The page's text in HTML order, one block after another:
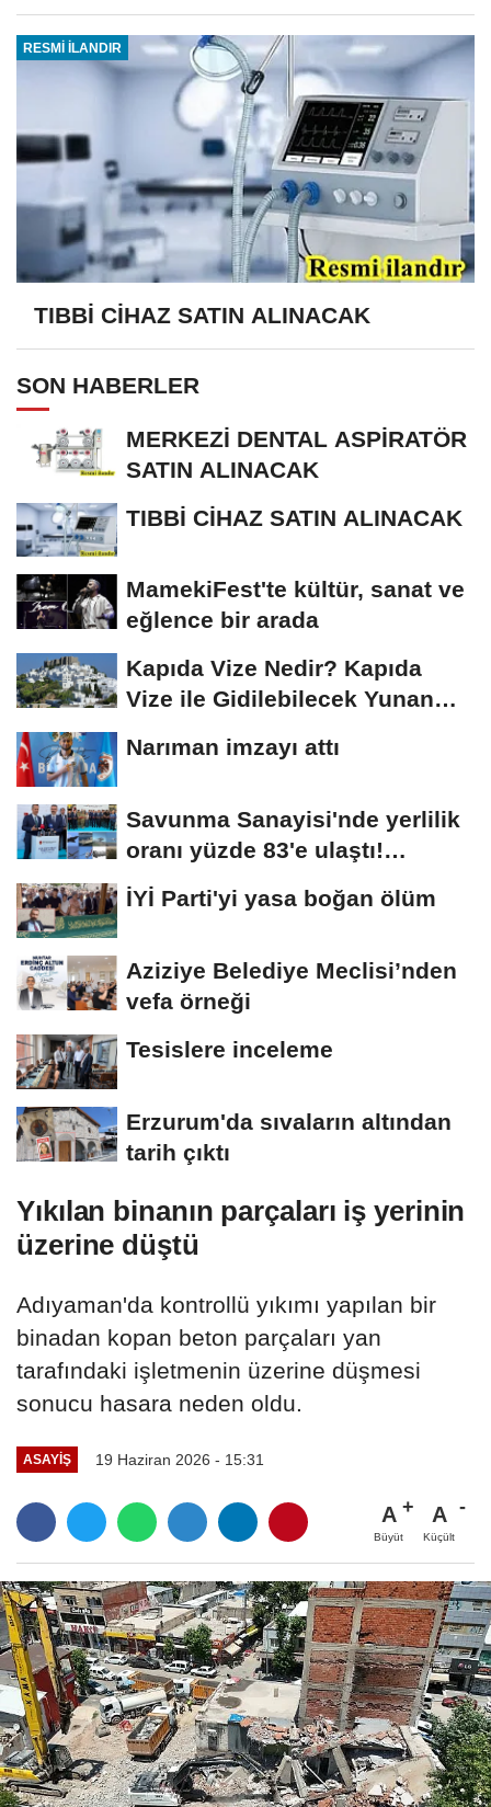
RESMİ İLANDIR
TIBBİ CİHAZ SATIN ALINACAK
SON HABERLER
MERKEZİ DENTAL ASPİRATÖR
SATIN ALINACAK
TIBBİ CİHAZ SATIN ALINACAK
MamekiFest'te kültür, sanat ve
eğlence bir arada
Kapıda Vize Nedir? Kapıda
Vize ile Gidilebilecek Yunan
Narıman imzayı attı
Savunma Sanayisi'nde yerlilik
oranı yüzde 83'e ulaştı!
Erzurum da...
İYİ Parti'yi yasa boğan ölüm
Aziziye Belediye Meclisi’nden
vefa örneği
Tesislere inceleme
Erzurum'da sıvaların altından
tarih çıktı
Yıkılan binanın parçaları iş yerinin
üzerine düştü
Adıyaman'da kontrollü yıkımı yapılan bir
binadan kopan beton parçaları yan
tarafındaki işletmenin üzerine düşmesi
sonucu hasara neden oldu.
ASAYİŞ 19 Haziran 2026 - 15:31
A
Büyüt
A
Küçült